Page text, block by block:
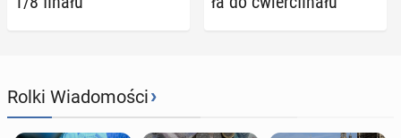
Rolki Wiadomości›